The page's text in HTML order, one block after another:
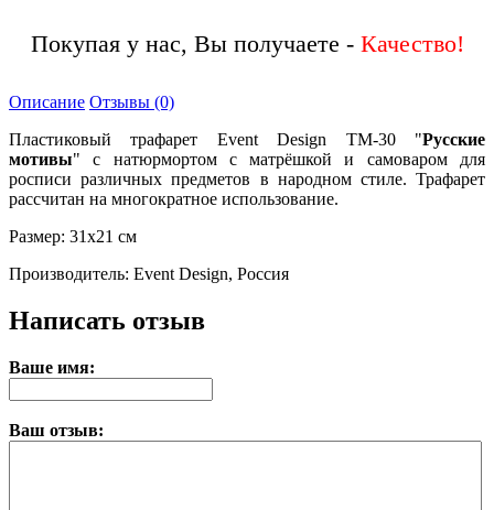
Покупая у нас, Вы получаете - Качество!
Описание Отзывы (0)
Пластиковый трафарет Event Design ТМ-30 "Русские
мотивы" с натюрмортом с матрёшкой и самоваром для
росписи различных предметов в народном стиле. Трафарет
рассчитан на многократное использование.
Размер: 31х21 см
Производитель: Event Design, Россия
Написать отзыв
Ваше имя:
Ваш отзыв: